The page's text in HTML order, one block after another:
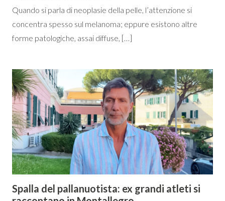
Quando si parla di neoplasie della pelle, l’attenzione si
concentra spesso sul melanoma; eppure esistono altre
forme patologiche, assai diffuse, […]
Spalla del pallanuotista: ex grandi atleti si